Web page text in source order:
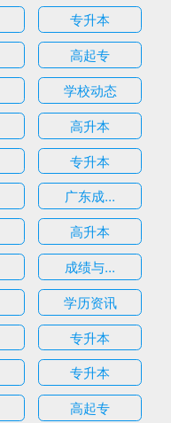
专升本
高起专
学校动态
高升本
专升本
广东成...
高升本
成绩与...
学历资讯
专升本
专升本
高起专